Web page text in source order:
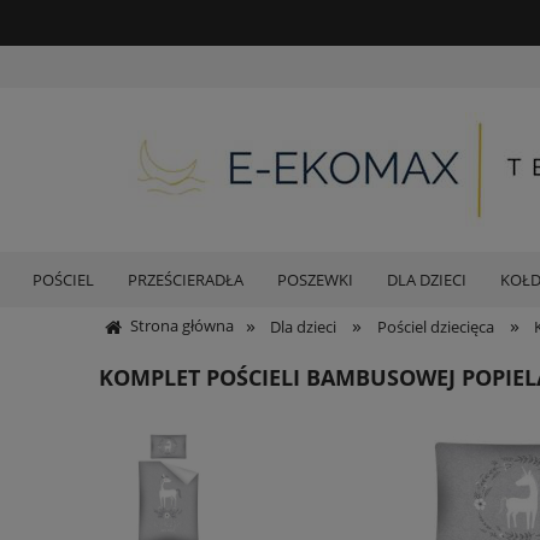
POŚCIEL PRZEŚCIERADŁA POSZEWKI DLA DZIECI
Strona główna » Dla dzieci » Pościel dziecięca »
KOMPLET POŚCIELI BAMBUSOWEJ